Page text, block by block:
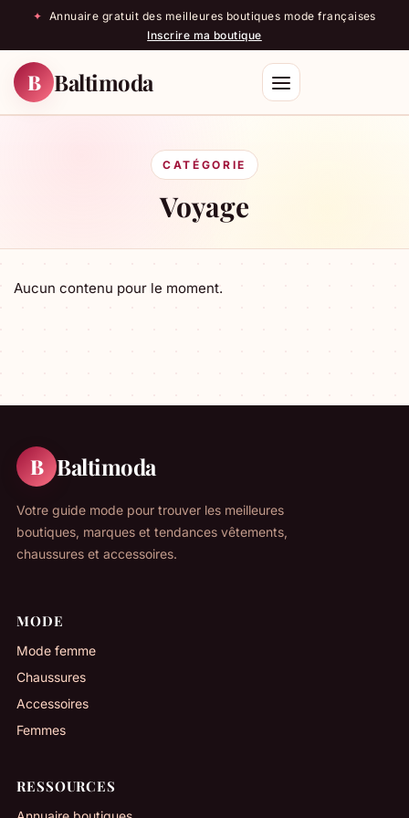
✦ Annuaire gratuit des meilleures boutiques mode françaises
Inscrire ma boutique
B Baltimoda
CATÉGORIE
Voyage
Aucun contenu pour le moment.
B Baltimoda
Votre guide mode pour trouver les meilleures
boutiques, marques et tendances vêtements,
chaussures et accessoires.
MODE
Mode femme
Chaussures
Accessoires
Femmes
RESSOURCES